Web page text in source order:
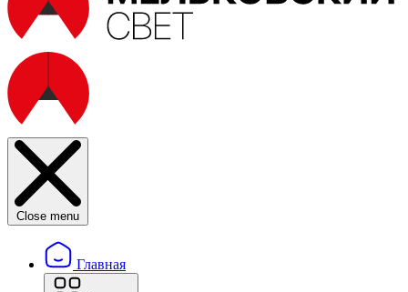
Close menu
Главная